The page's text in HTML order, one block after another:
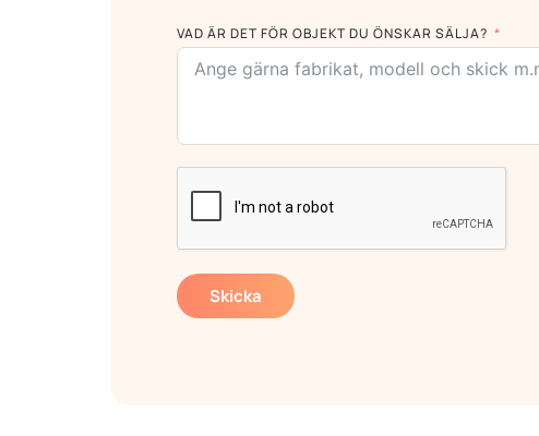
VAD ÄR DET FÖR OBJEKT DU ÖNSKAR SÄLJA?
Skicka